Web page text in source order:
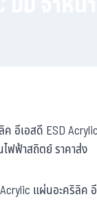
อีเอสดี ESD
ฟฟ้าสถิตย์ ราคาส่ง
แผ่นอะคริลิค